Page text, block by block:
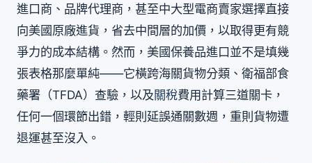
進口商、品牌代理商，甚至中大型電商賣家選擇直接
向美國原廠進貨，省去中間層的加價，以取得更有競
爭力的成本結構。然而，美國保養品進口並不是填幾
張表格那麼單純——它橫跨海關貨物分類、衛福部食
藥署（TFDA）查驗，以及關稅費用計算三道關卡，
任何一個環節出錯，輕則延誤通關數週，重則貨物遭
退運甚至沒入。